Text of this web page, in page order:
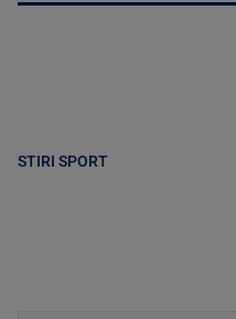
STIRI SPORT